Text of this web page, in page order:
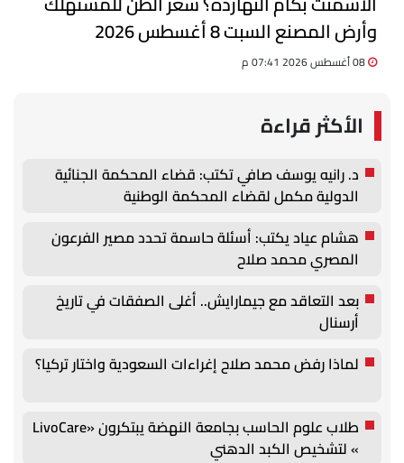
وأرض المصنع السبت 8 أغسطس 2026
الأكثر قراءة
د. رانيه يوسف صافي تكتب: قضاء المحكمة الجنائية
الدولية مكمل لقضاء المحكمة الوطنية
هشام عياد يكتب: أسئلة حاسمة تحدد مصير الفرعون
المصري محمد صلاح
بعد التعاقد مع جيمارايش.. أغلى الصفقات في تاريخ
أرسنال
لماذا رفض محمد صلاح إغراءات السعودية واختار تركيا؟
طلاب علوم الحاسب بجامعة النهضة يبتكرون «LivoCare
» لتشخيص الكبد الدهني